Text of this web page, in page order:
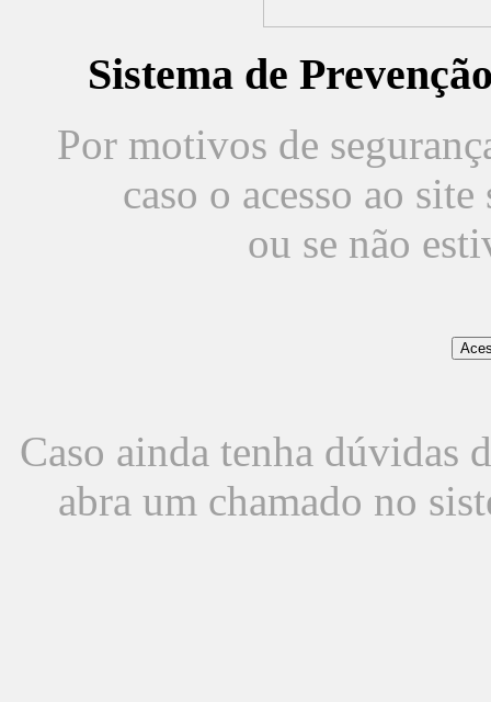
Sistema de
Por motivos de
caso o acesso ao
ou se não
Caso ainda tenha dúvidas
abra um chamado no